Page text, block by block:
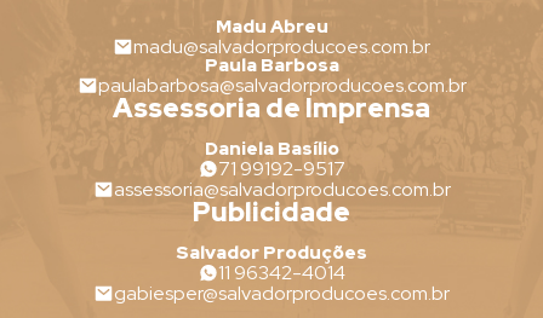
Madu Abreu
madu@salvadorproducoes.com.br
Paula Barbosa
paulabarbosa@salvadorproducoes.com.br
Assessoria de Imprensa
Daniela Basílio
71 99192-9517
assessoria@salvadorproducoes.com.br
Publicidade
Salvador Produções
11 96342-4014
gabiesper@salvadorproducoes.com.br